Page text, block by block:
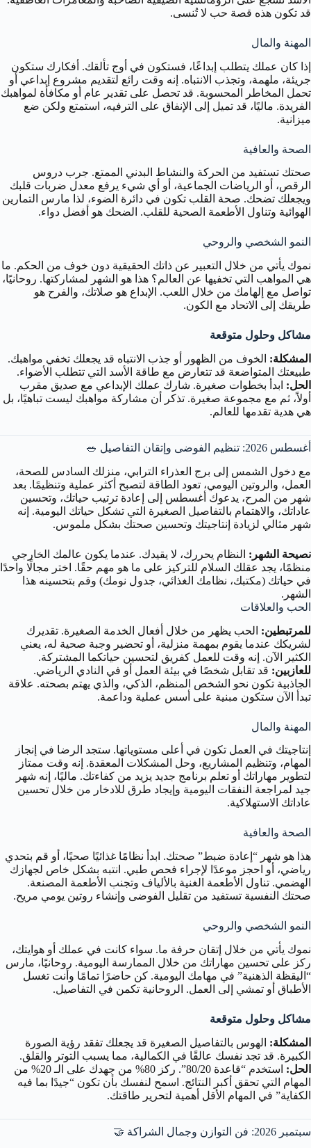
قد تكون هذه قصة حب لا تُنسى.
المهنة والمال
إذا كان عملك يتطلب إبداعًا، فستكون في أوج تألقك. أفكارك ستكون
جريئة، ملهمة، وتجذب الانتباه. إنه وقت رائع لتقديم مشروع إبداعي أو
تحمل المخاطر المحسوبة. قد تحصل على تقدير عام أو مكافأة لمواهبك
الفريدة. ماليًا، قد تميل إلى الإنفاق على الترفيه، استمتع ولكن ضع
ميزانية.
الصحة والعافية
صحتك تستفيد من الحركة والنشاط البدني الممتع. جرب دروس
الرقص، أو الرياضات الجماعية، أو أي شيء يرفع معدل ضربات قلبك
ويجعلك تضحك. صحة القلب تكون في دائرة الضوء، لذا مارس التمارين
الهوائية وتناول الأطعمة الصحية للقلب. الضحك هو أفضل دواء.
النمو الشخصي والروحي
نموك يأتي من خلال التعبير عن ذاتك الحقيقية دون خوف من الحكم. ما
هي المواهب التي تخفيها عن العالم؟ هذا هو الشهر لمشاركتها. روحانيًا،
تواصل مع إلهامك من خلال اللعب. الإبداع هو صلاتك، والفرح هو
طريقك إلى الاتحاد مع الكون.
مشاكل وحلول متوقعة
المشكلة: الخوف من الظهور أو جذب الانتباه قد يجعلك تخفي مواهبك.
طبيعتك المتواضعة قد تتعارض مع طاقة الأسد التي تتطلب الأضواء.
الحل: ابدأ بخطوات صغيرة. شارك عملك الإبداعي مع صديق مقرب
أولاً، ثم مع مجموعة صغيرة. تذكر أن مشاركة مواهبك ليست تباهيًا، بل
هي هدية تقدمها للعالم.
أغسطس 2026: تنظيم الفوضى وإتقان التفاصيل 🥗
مع دخول الشمس إلى برج العذراء الترابي، منزلك السادس للصحة،
العمل، والروتين اليومي، تعود الطاقة لتصبح أكثر عملية وتنظيمًا. بعد
شهر من المرح، يدعوك أغسطس إلى إعادة ترتيب حياتك، وتحسين
عاداتك، والاهتمام بالتفاصيل الصغيرة التي تشكل حياتك اليومية. إنه
شهر مثالي لزيادة إنتاجيتك وتحسين صحتك بشكل ملموس.
نصيحة الشهر: النظام يحررك، لا يقيدك. عندما يكون عالمك الخارجي
منظمًا، يجد عقلك السلام للتركيز على ما هو مهم حقًا. اختر مجالًا واحدًا
في حياتك (مكتبك، نظامك الغذائي، جدول نومك) وقم بتحسينه هذا
الشهر.
الحب والعلاقات
للمرتبطين: الحب يظهر من خلال أفعال الخدمة الصغيرة. تقديرك
لشريكك عندما يقوم بمهمة منزلية، أو تحضير وجبة صحية له، يعني
الكثير الآن. إنه وقت للعمل كفريق لتحسين حياتكما المشتركة.
للعازبين: قد تقابل شخصًا في بيئة العمل أو في النادي الرياضي.
الجاذبية تكون نحو الشخص المنظم، الذكي، والذي يهتم بصحته. علاقة
تبدأ الآن ستكون مبنية على أسس عملية وداعمة.
المهنة والمال
إنتاجيتك في العمل تكون في أعلى مستوياتها. ستجد الرضا في إنجاز
المهام، وتنظيم المشاريع، وحل المشكلات المعقدة. إنه وقت ممتاز
لتطوير مهاراتك أو تعلم برنامج جديد يزيد من كفاءتك. ماليًا، إنه شهر
جيد لمراجعة النفقات اليومية وإيجاد طرق للادخار من خلال تحسين
عاداتك الاستهلاكية.
الصحة والعافية
هذا هو شهر “إعادة ضبط” صحتك. ابدأ نظامًا غذائيًا صحيًا، أو قم بتحدي
رياضي، أو احجز موعدًا لإجراء فحص طبي. انتبه بشكل خاص لجهازك
الهضمي. تناول الأطعمة الغنية بالألياف وتجنب الأطعمة المصنعة.
صحتك النفسية تستفيد من تقليل الفوضى وإنشاء روتين يومي مريح.
النمو الشخصي والروحي
نموك يأتي من خلال إتقان حرفة ما. سواء كانت في عملك أو هوايتك،
ركز على تحسين مهاراتك من خلال الممارسة اليومية. روحانيًا، مارس
“اليقظة الذهنية” في مهامك اليومية. كن حاضرًا تمامًا وأنت تغسل
الأطباق أو تمشي إلى العمل. الروحانية تكمن في التفاصيل.
مشاكل وحلول متوقعة
المشكلة: الهوس بالتفاصيل الصغيرة قد يجعلك تفقد رؤية الصورة
الكبيرة. قد تجد نفسك عالقًا في الكمالية، مما يسبب التوتر والقلق.
الحل:
استخدم “قاعدة 80/20”. ركز 80% من جهدك على الـ 20% من
المهام التي تحقق أكبر النتائج. اسمح لنفسك بأن تكون “جيدًا بما فيه
الكفاية” في المهام الأقل أهمية لتحرير طاقتك.
سبتمبر 2026: فن التوازن وجمال الشراكة 🤝